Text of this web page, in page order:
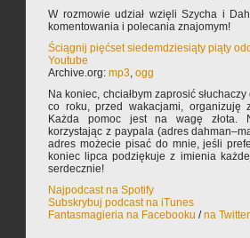
W rozmowie udział wzięli Szycha i
komentowania i polecania znajomym!
Ściągnij pięćset siedemdziesiąty piąty
Youtube
Archive.org: mp3, ogg
Na koniec, chciałbym zaprosić
co roku, przed wakacjami, organizuję
Każda pomoc jest na wagę złota.
korzystając z paypala (adres
adres możecie pisać do mnie, jeśli
koniec lipca podziękuje z imienia
serdecznie!
Najpodcast na Spotify
Subskrybuj podcast na iTunes
Fantasmagieria na Facebooku /na